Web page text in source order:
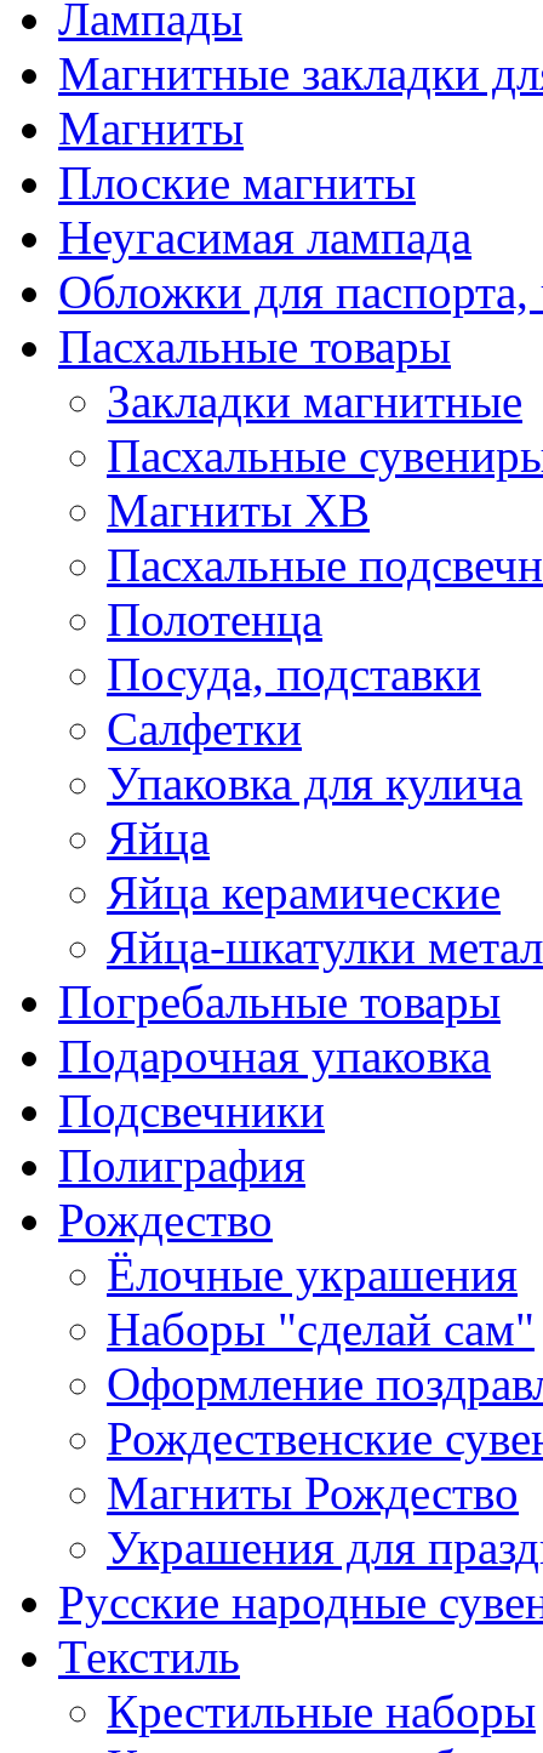
Лампады
Магнитные закладки
Магниты
Плоские магниты
Неугасимая лампада
Обложки для паспорта,
Пасхальные товары
Закладки магнитные
Пасхальные
Магниты ХВ
Пасхальные
Полотенца
Посуда, подставки
Салфетки
Упаковка для кулича
Яйца
Яйца керамические
Яйца-шкатулки
Погребальные товары
Подарочная упаковка
Подсвечники
Полиграфия
Рождество
Ёлочные украшения
Наборы "сделай сам"
Оформление
Рождественские
Магниты Рождество
Украшения для
Русские народные
Текстиль
Крестильные наборы